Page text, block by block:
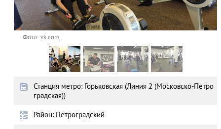
Фото:vk.com
Станция метро: Горьковская (Линия 2 (Московско-Петро
градская))
Район: Петроградский